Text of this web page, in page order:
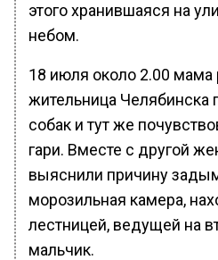
этого хранившаяся на
небом.
18 июля около 2.00 мама
жительница Челябинска
собак и тут же
гари. Вместе с другой
выяснили причину
морозильная камера,
лестницей, ведущей на
мальчик.